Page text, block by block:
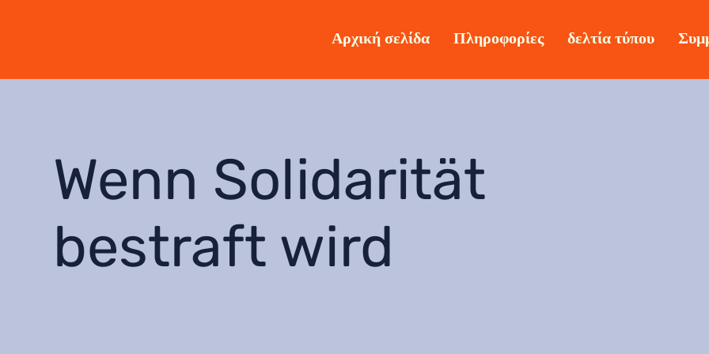
Αρχική σελίδα Πληροφορίες δελτία τύπου
Wenn Solidarität
bestraft wird